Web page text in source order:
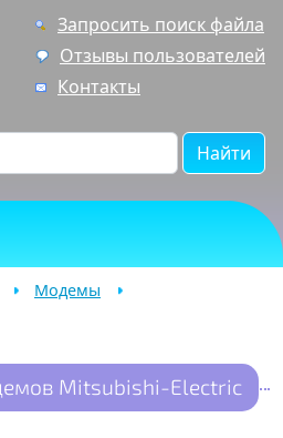
Запросить поиск файла
Отзывы пользователей
Контакты
Найти
Модемы
Mitsubishi-Electric